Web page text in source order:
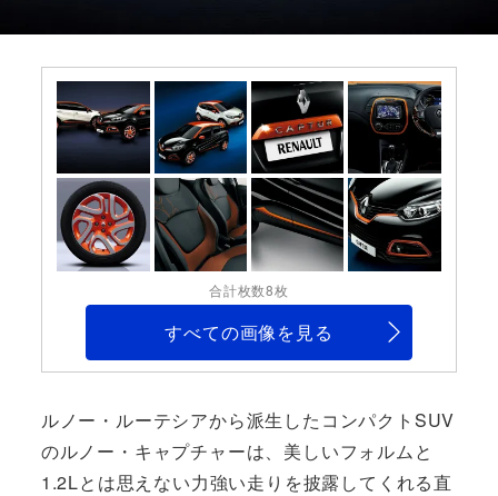
合計枚数8枚
すべての画像を見る
ルノー・ルーテシアから派生したコンパクトSUV
のルノー・キャプチャーは、美しいフォルムと
1.2Lとは思えない力強い走りを披露してくれる直